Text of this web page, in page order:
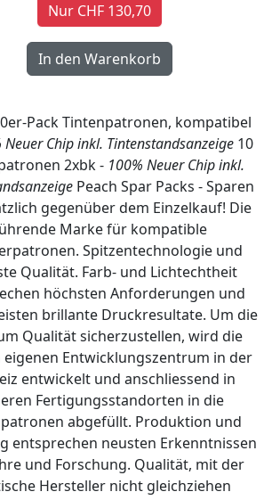
Nur CHF 130,70
Pack Tintenpatronen, kompatibel
Neuer Chip inkl. Tintenstandsanzeige10
2xbk - 100% Neuer Chip inkl.
Peach Spar Packs - Sparen
gegenüber dem Einzelkauf! Die
Marke für kompatible
Spitzentechnologie und
Qualität. Farb- und Lichtechtheit
höchsten Anforderungen und
brillante Druckresultate. Um die
Qualität sicherzustellen, wird die
eigenen Entwicklungszentrum in der
entwickelt und anschliessend in
Fertigungsstandorten in die
abgefüllt. Produktion und
entsprechen neusten Erkenntnissen
und Forschung. Qualität, mit der
Hersteller nicht gleichziehen